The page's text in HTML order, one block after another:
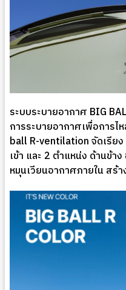
ระบบระบายอากาศ BIG
การระบายอากาศเพื่อการไ
ball R-ventilation จัดเรีย
เข้า และ 2 ตำแหน่ง ด้านข้
หมุนเวียนอากาศภายใน สร้